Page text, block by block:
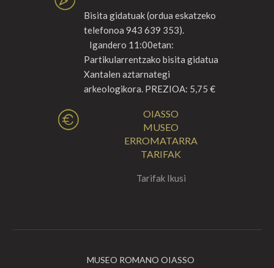
Bisita gidatuak (ordua eskatzeko
telefonoa 943 639 353).
Igandero 11:00etan:
Partikularrentzako bisita gidatua
Xantalen aztarnategi
arkeologikora. PREZIOA: 5,75 €
OIASSO
MUSEO
ERROMATARRA
TARIFAK
Tarifak Ikusi
MUSEO ROMANO OIASSO